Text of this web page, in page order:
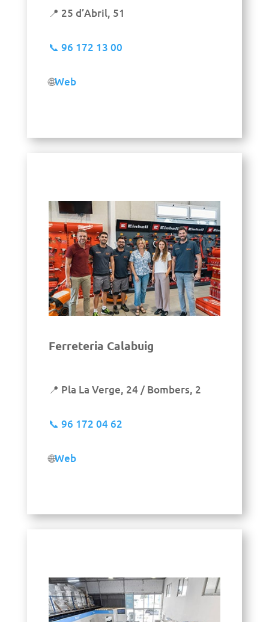
📍 25 d’Abril, 51
📞 96 172 13 00
🌐Web
Ferreteria Calabuig
📍 Pla La Verge, 24 / Bombers, 2
📞 96 172 04 62
🌐Web